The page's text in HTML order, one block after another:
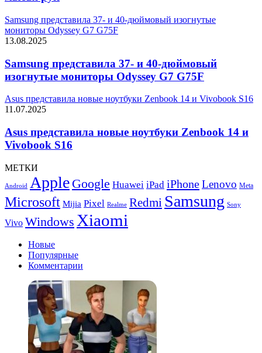
Samsung представила 37- и 40-дюймовый изогнутые
мониторы Odyssey G7 G75F
13.08.2025
Samsung представила 37- и 40-дюймовый
изогнутые мониторы Odyssey G7 G75F
Asus представила новые ноутбуки Zenbook 14 и Vivobook S16
11.07.2025
Asus представила новые ноутбуки Zenbook 14 и
Vivobook S16
МЕТКИ
Android Apple Google Huawei iPad iPhoneLenovo Meta
Microsoft Mijia Pixel Realme Redmi Samsung Sony
Vivo Windows Xiaomi
Новые
Популярные
Комментарии